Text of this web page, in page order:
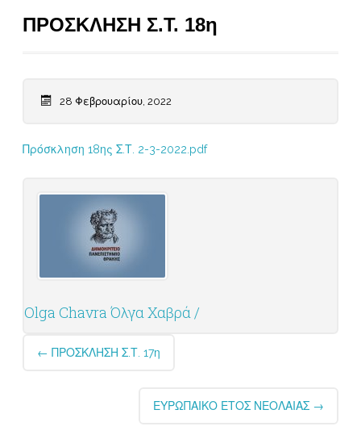
ΠΡΟΣΚΛΗΣΗ Σ.Τ. 18η
28 Φεβρουαρίου, 2022
Πρόσκληση 18ης Σ.Τ. 2-3-2022.pdf
Olga Chavra Όλγα Χαβρά /
Post
← ΠΡΟΣΚΛΗΣΗ Σ.Τ. 17η
ΕΥΡΩΠΑΙΚΟ ΕΤΟΣ ΝΕΟΛΑΙΑΣ →